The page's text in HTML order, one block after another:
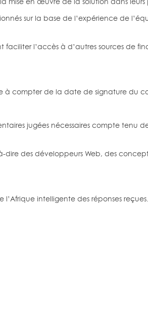
sur la base de l’expérience de
l’accès à d’autres sources de
à compter de la date de signature du
jugées nécessaires compte tenu
dire des développeurs Web, des
intelligente des réponses reçues.